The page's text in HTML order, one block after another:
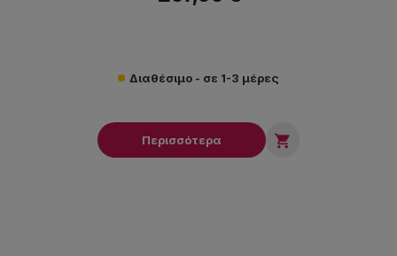
Διαθέσιμο - σε 1-3 μέρες
Περισσότερα 